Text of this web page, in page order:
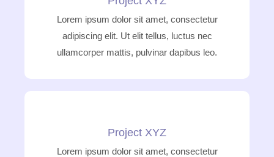
Lorem ipsum dolor sit amet, consectetur
adipiscing elit. Ut elit tellus, luctus nec
ullamcorper mattis, pulvinar dapibus leo.
Project XYZ
Lorem ipsum dolor sit amet, consectetur